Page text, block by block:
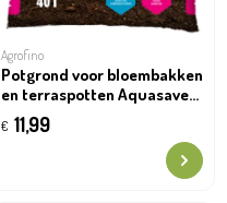
Agrofino
Potgrond voor bloembakken
en terraspotten Aquasave
40l
€ 11,99